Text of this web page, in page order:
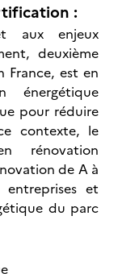
:
aux enjeux
deuxième
est en
énergétique
pour réduire
contexte, le
rénovation
de A à
et
du parc